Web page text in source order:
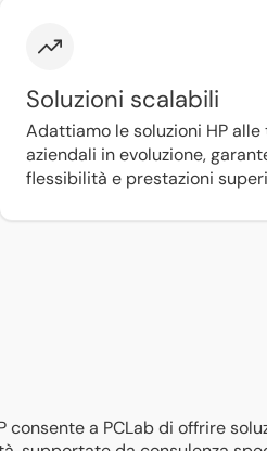
Soluzioni scalabili
Adattiamo le soluzioni HP alle
aziendali in evoluzione,
flessibilità e prestazioni
consente a PCLab di offrire